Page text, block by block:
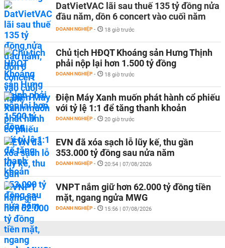
DatVietVAC lãi sau thuế 135 tỷ đồng nửa
đầu năm, dồn 6 concert vào cuối năm
DOANH NGHIỆP - 18 giờ trước
Chủ tịch HĐQT Khoáng sản Hưng Thịnh
phải nộp lại hơn 1.500 tỷ đồng
DOANH NGHIỆP - 18 giờ trước
Điện Máy Xanh muốn phát hành cổ phiếu
với tỷ lệ 1:1 để tăng thanh khoản
DOANH NGHIỆP - 20 giờ trước
EVN đã xóa sạch lỗ lũy kế, thu gần
353.000 tỷ đồng sau nửa năm
DOANH NGHIỆP - 20:54 | 07/08/2026
VNPT nắm giữ hơn 62.000 tỷ đồng tiền
mặt, ngang ngửa MWG
DOANH NGHIỆP - 15:56 | 07/08/2026